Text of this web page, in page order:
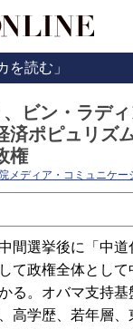
を読む」
ビン・ラディ
済ポピュリズ
権
メディア・コミュニケー
間選挙後に「中道
て政権全体とし
る。オバマ支持基
高学歴、若年層